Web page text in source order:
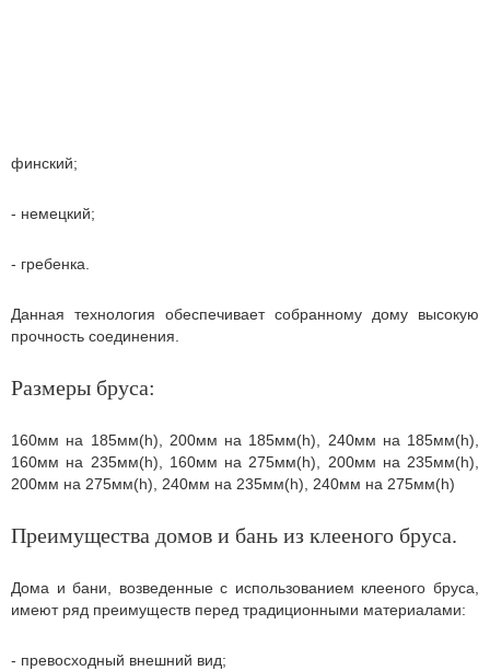
финский;
- немецкий;
- гребенка.
Данная технология обеспечивает собранному дому высокую
прочность соединения.
Размеры бруса:
160мм на 185мм(h), 200мм на 185мм(h), 240мм на 185мм(h),
160мм на 235мм(h), 160мм на 275мм(h), 200мм на 235мм(h),
200мм на 275мм(h), 240мм на 235мм(h), 240мм на 275мм(h)
Преимущества домов и бань из клееного бруса.
Дома и бани, возведенные с использованием клееного бруса,
имеют ряд преимуществ перед традиционными материалами:
- превосходный внешний вид;